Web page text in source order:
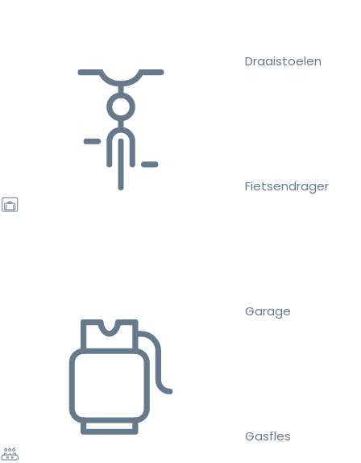
Draaistoelen
Fietsendrager
Garage
Gasfles